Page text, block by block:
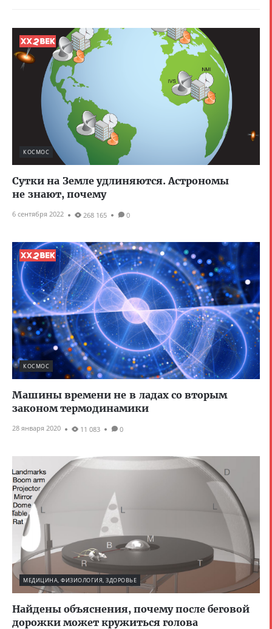
КОСМОС
Сутки на Земле удлиняются. Астрономы
не знают, почему
6 сентября 2022 268 165 0
КОСМОС
Машины времени не в ладах со вторым
законом термодинамики
28 января 2020 11 083 0
МЕДИЦИНА, ФИЗИОЛОГИЯ, ЗДОРОВЬЕ
Найдены объяснения, почему после беговой
дорожки может кружиться голова